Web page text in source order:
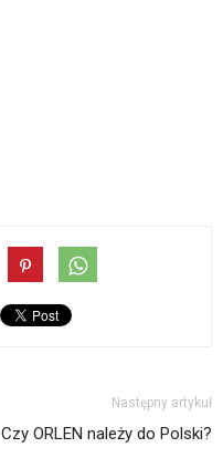
Następny artykuł
Czy ORLEN należy do Polski?